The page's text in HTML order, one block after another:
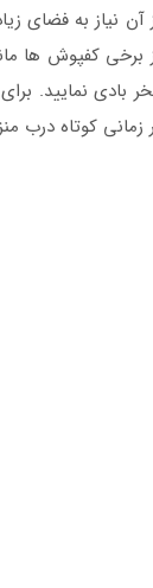
آن نیاز به فضای
برخی کفپوش ها
برای تهیهاستخر بادی سه لایه
کوتاه درب